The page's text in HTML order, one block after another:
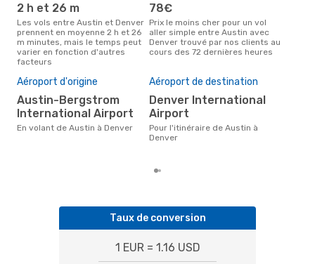
Frontier Airlines
Direct
AUS- DEN
Frontier AirlinesDirect
DEN- AUS
2 h et 26 m
Les vols entre Austin et Denver
prennent en moyenne 2 h et 26
m minutes, mais le temps peut
varier en fonction d'autres
facteurs
78€
Prix le moins cher pour un vol
aller simple entre Austin avec
Denver trouvé par nos clients au
cours des 72 dernières heures
Aéroport d'origine
Austin-Bergstrom
International Airport
En volant de Austin à Denver
Aéroport de destination
Denver International
Airport
Pour l'itinéraire de Austin à
Denver
Taux de conversion
1 EUR = 1.16 USD